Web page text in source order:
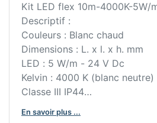
Kit LED flex 10m-4000K-5W/
Descriptif :
Couleurs : Blanc chaud
Dimensions : L. x l. x h. mm
LED : 5 W/m - 24 V Dc
Kelvin : 4000 K (blanc neutre)
Classe III IP44
Fixation par double face en
de travail, socle ou crédence.
En savoir plus ...